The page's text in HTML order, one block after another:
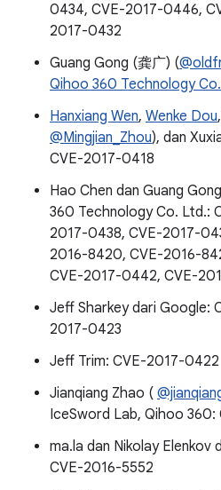
0434, CVE-2017-0446,
2017-0432
Guang Gong (龚广) (
Qihoo 360 Technology
Hanxiang Wen, Wenke Dou
@Mingjian_Zhou), dan
CVE-2017-0418
Hao Chen dan Guang
360 Technology Co. Ltd.:
2017-0438, CVE-2017-
2016-8420, CVE-2016-
CVE-2017-0442, CVE-
Jeff Sharkey dari Google:
2017-0423
Jeff Trim: CVE-2017-0422
Jianqiang Zhao (
IceSword Lab, Qihoo
ma.la dan Nikolay Elenkov
CVE-2016-5552